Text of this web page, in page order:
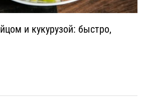
и кукурузой: быстро,